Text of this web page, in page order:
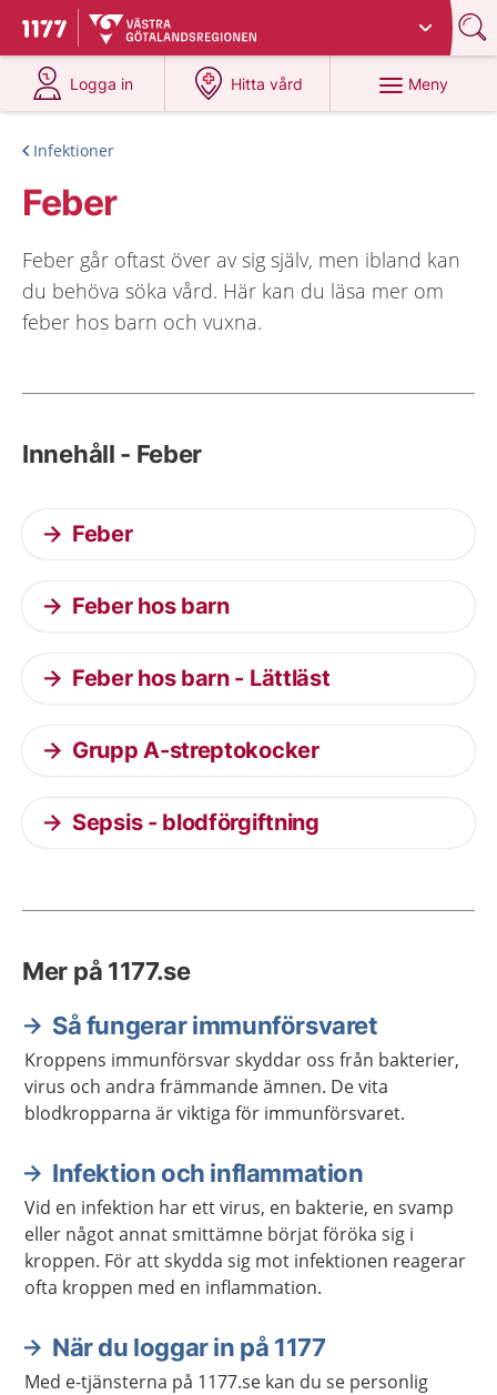
Till startsidan för 1177
Du har valt region
Logga in
på 1177.se
Hitta vård
på 1177.se
Meny
Infektioner
Feber
Feber går oftast över av sig själv, men ibland kan
du behöva söka vård. Här kan du läsa mer om
feber hos barn och vuxna.
Innehåll - Feber
Feber
Feber hos barn
Feber hos barn - Lättläst
Grupp A-streptokocker
Sepsis - blodförgiftning
Mer på 1177.se
Så fungerar immunförsvaret
Kroppens immunförsvar skyddar oss från bakterier,
virus och andra främmande ämnen. De vita
blodkropparna är viktiga för immunförsvaret.
Infektion och inflammation
Vid en infektion har ett virus, en bakterie, en svamp
eller något annat smittämne börjat föröka sig i
kroppen. För att skydda sig mot infektionen reagerar
ofta kroppen med en inflammation.
När du loggar in på 1177
Med e-tjänsterna på 1177.se kan du se personlig